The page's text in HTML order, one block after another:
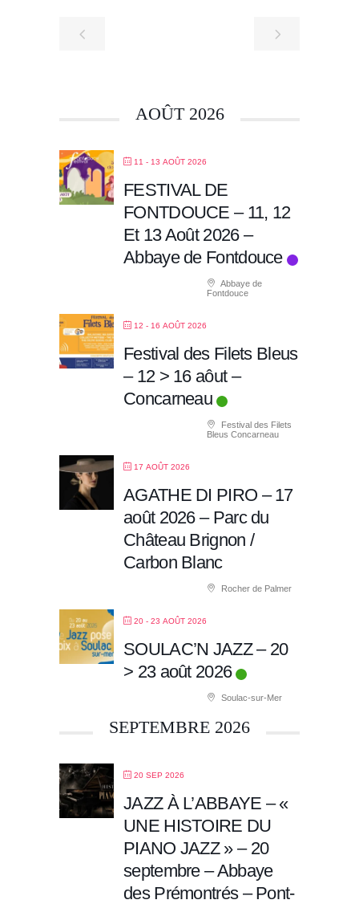
AOÛT 2026
11 - 13 AOÛT 2026
FESTIVAL DE
FONTDOUCE – 11, 12
Et 13 Août 2026 –
Abbaye de Fontdouce
Abbaye de
Fontdouce
12 - 16 AOÛT 2026
Festival des Filets Bleus
– 12 > 16 aôut –
Concarneau
Festival des Filets
Bleus Concarneau
17 AOÛT 2026
AGATHE DI PIRO – 17
août 2026 – Parc du
Château Brignon /
Carbon Blanc
Rocher de Palmer
20 - 23 AOÛT 2026
SOULAC’N JAZZ – 20
> 23 août 2026
Soulac-sur-Mer
SEPTEMBRE 2026
20 SEP 2026
JAZZ À L’ABBAYE – «
UNE HISTOIRE DU
PIANO JAZZ » – 20
septembre – Abbaye
des Prémontrés – Pont-